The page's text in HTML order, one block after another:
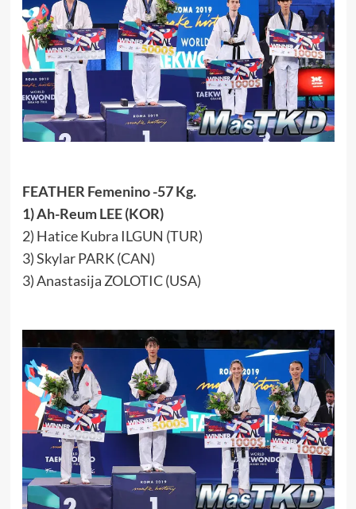
FEATHER Femenino -57 Kg.
1) Ah-Reum LEE (KOR)
2) Hatice Kubra ILGUN (TUR)
3) Skylar PARK (CAN)
3) Anastasija ZOLOTIC (USA)